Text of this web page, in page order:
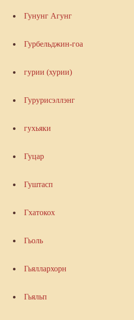
Гунунг Агунг
Гурбельджин-гоа
гурии (хурии)
Гурурисэллэнг
гухьяки
Гуцар
Гуштасп
Гхатокох
Гьоль
Гьяллархорн
Гьяльп